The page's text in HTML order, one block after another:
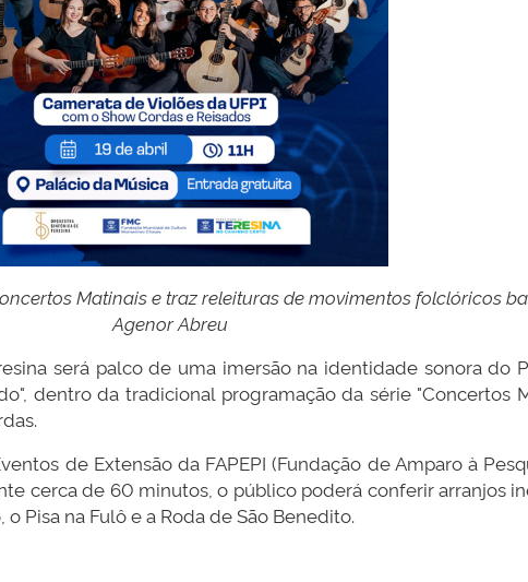
Matinais e traz releituras de movimentos folclóricos
Agenor Abreu
será palco de uma imersão na identidade sonora do
dentro da tradicional programação da série "Concertos
de Extensão da FAPEPI (Fundação de Amparo à
cerca de 60 minutos, o público poderá conferir arranjos
Pisa na Fulô e a Roda de São Benedito.